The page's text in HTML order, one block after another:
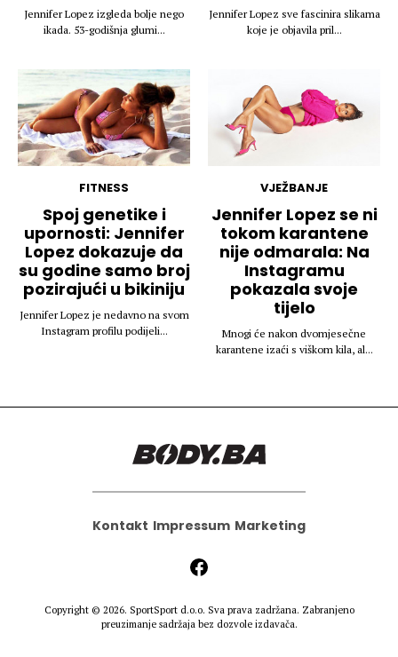
Jennifer Lopez izgleda bolje nego
ikada. 53-godišnja glumi...
Jennifer Lopez sve fascinira slikama
koje je objavila pril...
FITNESS
Spoj genetike i
upornosti: Jennifer
Lopez dokazuje da
su godine samo broj
pozirajući u bikiniju
Jennifer Lopez je nedavno na svom
Instagram profilu podijeli...
VJEŽBANJE
Jennifer Lopez se ni
tokom karantene
nije odmarala: Na
Instagramu
pokazala svoje
tijelo
Mnogi će nakon dvomjesečne
karantene izaći s viškom kila, al...
Kontakt Impressum Marketing
Copyright © 2026. SportSport d.o.o. Sva prava zadržana. Zabranjeno
preuzimanje sadržaja bez dozvole izdavača.